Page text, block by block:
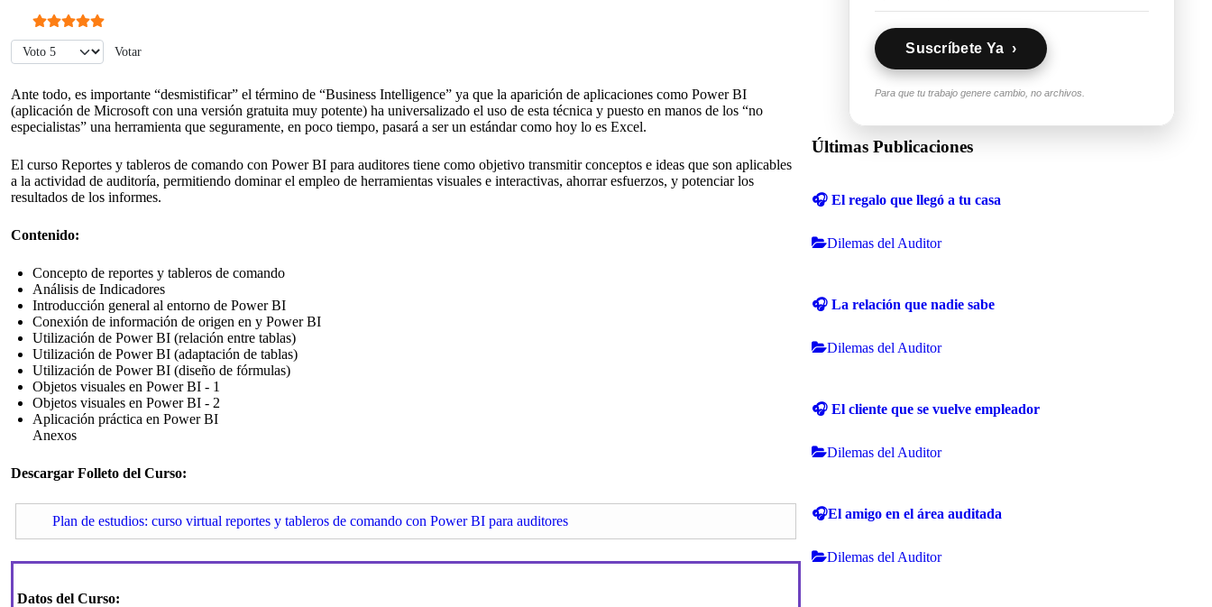
Ratio:5/5
Por favor, vote
Ante todo, es importante “desmistificar” el término de “Business Intelligence” ya que la aparición de aplicaciones como Power BI
(aplicación de Microsoft con una versión gratuita muy potente) ha universalizado el uso de esta técnica y puesto en manos de los “no
especialistas” una herramienta que seguramente, en poco tiempo, pasará a ser un estándar como hoy lo es Excel.
El curso Reportes y tableros de comando con Power BI para auditores tiene como objetivo transmitir conceptos e ideas que son aplicables
a la actividad de auditoría, permitiendo dominar el empleo de herramientas visuales e interactivas, ahorrar esfuerzos, y potenciar los
resultados de los informes.
Contenido:
Concepto de reportes y tableros de comando
Análisis de Indicadores
Introducción general al entorno de Power BI
Conexión de información de origen en y Power BI
Utilización de Power BI (relación entre tablas)
Utilización de Power BI (adaptación de tablas)
Utilización de Power BI (diseño de fórmulas)
Objetos visuales en Power BI - 1
Objetos visuales en Power BI - 2
Aplicación práctica en Power BI
Anexos
Descargar Folleto del Curso:
Plan de estudios: curso virtual reportes y tableros de comando con Power BI para auditores
Datos del Curso:
Suscríbete Ya ›
Para que tu trabajo genere cambio, no archivos.
Últimas Publicaciones
🎧 El regalo que llegó a tu casa
Dilemas del Auditor
🎧 La relación que nadie sabe
Dilemas del Auditor
🎧 El cliente que se vuelve empleador
Dilemas del Auditor
🎧El amigo en el área auditada
Dilemas del Auditor